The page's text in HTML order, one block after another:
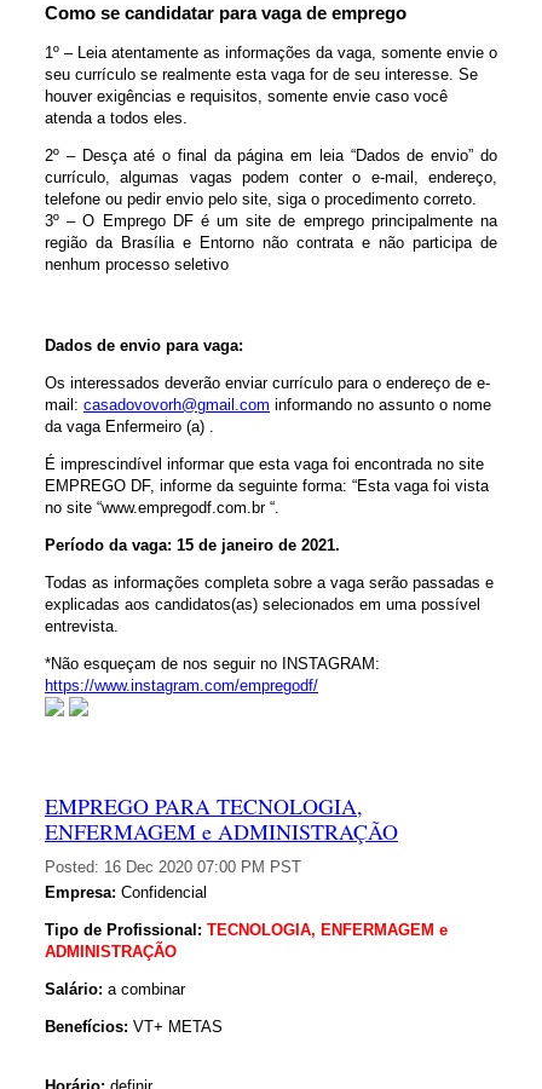
Como se candidatar para vaga de emprego
1º – Leia atentamente as informações da vaga, somente envie o
seu currículo se realmente esta vaga for de seu interesse. Se
houver exigências e requisitos, somente envie caso você
atenda a todos eles.
2º – Desça até o final da página em leia “Dados de envio” do
currículo, algumas vagas podem conter o e-mail, endereço,
telefone ou pedir envio pelo site, siga o procedimento correto.
3º – O Emprego DF é um site de emprego principalmente na
região da Brasília e Entorno não contrata e não participa de
nenhum processo seletivo
Dados de envio para vaga:
Os interessados deverão enviar currículo para o endereço de e-
mail: casadovovorh@gmail.com informando no assunto o nome
da vaga Enfermeiro (a) .
É imprescindível informar que esta vaga foi encontrada no site
EMPREGO DF, informe da seguinte forma: “Esta vaga foi vista
no site “www.empregodf.com.br “.
Período da vaga: 15 de janeiro de 2021.
Todas as informações completa sobre a vaga serão passadas e
explicadas aos candidatos(as) selecionados em uma possível
entrevista.
*Não esqueçam de nos seguir no INSTAGRAM:
https://www.instagram.com/empregodf/
EMPREGO PARA TECNOLOGIA,
ENFERMAGEM e ADMINISTRAÇÃO
Posted: 16 Dec 2020 07:00 PM PST
Empresa: Confidencial
Tipo de Profissional: TECNOLOGIA, ENFERMAGEM e
ADMINISTRAÇÃO
Salário: a combinar
Benefícios: VT+ METAS